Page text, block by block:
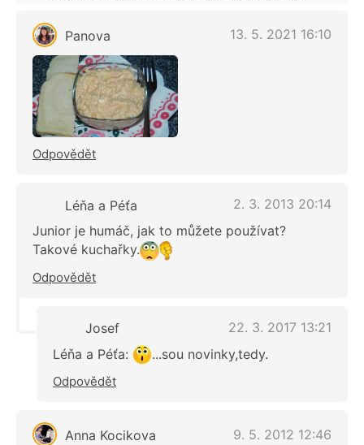
Panova 13. 5. 2021 16:10
Odpovědět
Léňa a Péťa
2. 3. 2013 20:14
Junior je humáč, jak to můžete používat?
Takové kuchařky.
Odpovědět
Josef
22. 3. 2017 13:21
Léňa a Péťa:
...sou novinky,tedy.
Odpovědět
Anna Kocikova
9. 5. 2012 12:46